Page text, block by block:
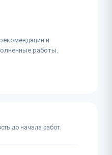
и
работы.
до начала работ.